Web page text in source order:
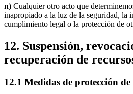
n) Cualquier otro acto que
inapropiado a la luz de la seguridad, la
cumplimiento legal o la protección de
12. Suspensión,
recuperación de
12.1 Medidas de protección de